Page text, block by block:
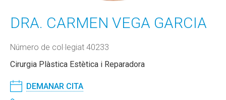
DRA. CARMEN VEGA GARCIA
Número de col·legiat 40233
Cirurgia Plàstica Estètica i Reparadora
DEMANAR CITA